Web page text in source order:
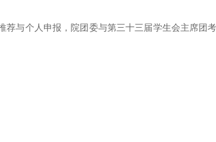
荐与个人申报，院团委与第三十三届学生会主席团